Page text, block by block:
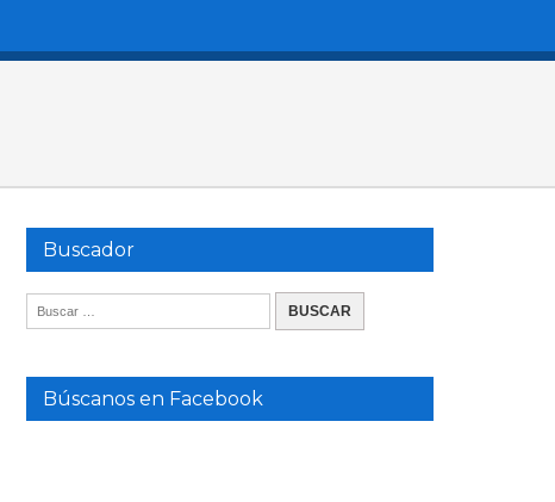
Buscador
Búscanos en Facebook